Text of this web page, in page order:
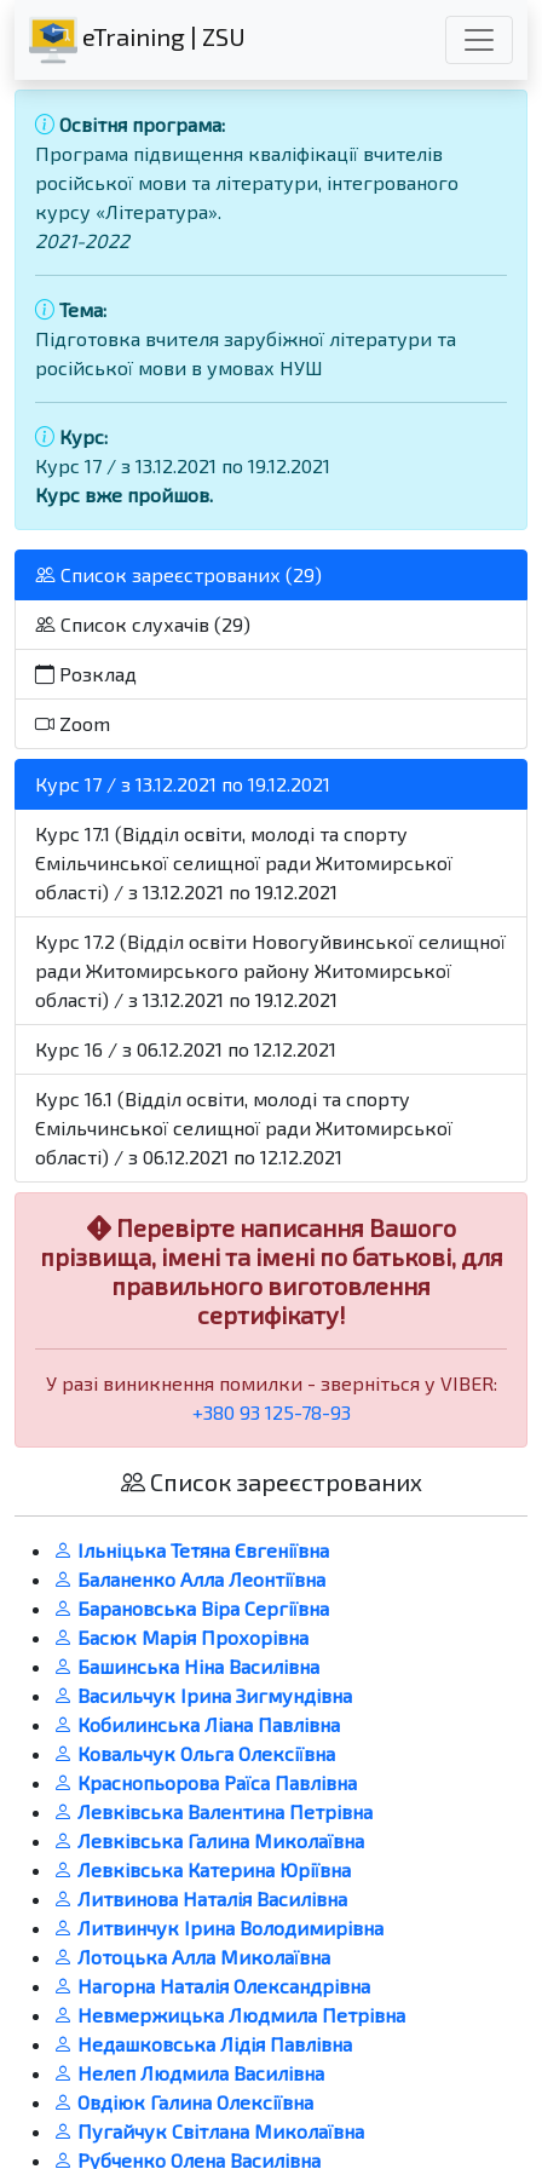
eTraining | ZSU
Освітня програма:
Програма підвищення кваліфікації вчителів
російської мови та літератури, інтегрованого
курсу «Література».
2021-2022
Тема:
Підготовка вчителя зарубіжної літератури та
російської мови в умовах НУШ
Курс:
Курс 17 / з 13.12.2021 по 19.12.2021
Курс вже пройшов.
Список зареєстрованих (29)
Список слухачів (29)
Розклад
Zoom
Курс 17 / з 13.12.2021 по 19.12.2021
Курс 17.1 (Відділ освіти, молоді та спорту
Ємільчинської селищної ради Житомирської
області) / з 13.12.2021 по 19.12.2021
Курс 17.2 (Відділ освіти Новогуйвинської селищної
ради Житомирського району Житомирської
області) / з 13.12.2021 по 19.12.2021
Курс 16 / з 06.12.2021 по 12.12.2021
Курс 16.1 (Відділ освіти, молоді та спорту
Ємільчинської селищної ради Житомирської
області) / з 06.12.2021 по 12.12.2021
Перевірте написання Вашого
прізвища, імені та імені по батькові, для
правильного виготовлення
сертифікату!
У разі виникнення помилки - зверніться у VIBER:
+380 93 125-78-93
Список зареєстрованих
Ільніцька Тетяна Євгеніївна
Баланенко Алла Леонтіївна
Барановська Віра Сергіївна
Басюк Марія Прохорівна
Башинська Ніна Василівна
Васильчук Ірина Зигмундівна
Кобилинська Ліана Павлівна
Ковальчук Ольга Олексіївна
Краснопьорова Раїса Павлівна
Левківська Валентина Петрівна
Левківська Галина Миколаївна
Левківська Катерина Юріївна
Литвинова Наталія Василівна
Литвинчук Ірина Володимирівна
Лотоцька Алла Миколаївна
Нагорна Наталія Олександрівна
Невмержицька Людмила Петрівна
Недашковська Лідія Павлівна
Нелеп Людмила Василівна
Овдіюк Галина Олексіївна
Пугайчук Світлана Миколаївна
Рубченко Олена Василівна